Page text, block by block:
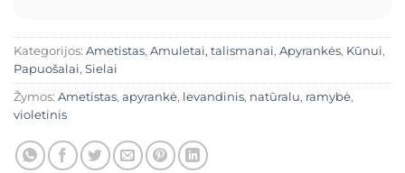
Kategorijos: Ametistas, Amuletai, talismanai, Apyrankės, Kūnui,
Papuošalai, Sielai
Žymos: Ametistas, apyrankė, levandinis, natūralu, ramybė,
violetinis